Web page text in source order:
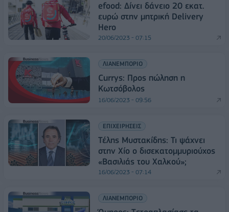
efood: Δίνει δάνειο 20 εκατ.
ευρώ στην μητρική Delivery
Hero
20/06/2023 - 07:15
ΛΙΑΝΕΜΠΟΡΙΟ
Currys: Προς πώληση η
Κωτσόβολος
16/06/2023 - 09:56
ΕΠΙΧΕΙΡΗΣΕΙΣ
Τέλης Μυστακίδης: Τι ψάχνει
στην Χίο ο δισεκατομμυριούχος
«Βασιλιάς του Χαλκού»;
16/06/2023 - 07:14
ΛΙΑΝΕΜΠΟΡΙΟ